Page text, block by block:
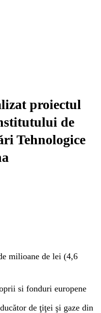
proiectul
de
Tehnologice
milioane de lei (4,6
si fonduri europene
de ţiţei şi gaze din